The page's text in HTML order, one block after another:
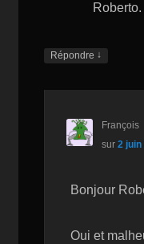
Roberto.
Répondre ↓
François
sur 2 juin
Bonjour
Oui et